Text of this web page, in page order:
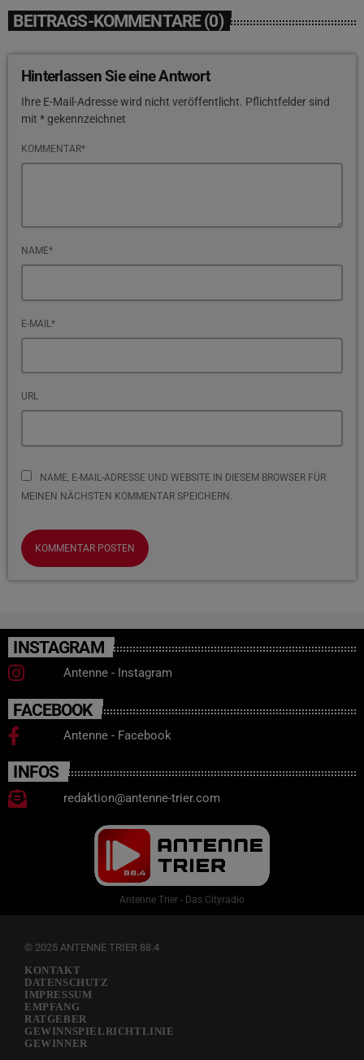
BEITRAGS-KOMMENTARE (0)
Hinterlassen Sie eine Antwort
Ihre E-Mail-Adresse wird nicht veröffentlicht. Pflichtfelder sind
mit * gekennzeichnet
KOMMENTAR*
NAME*
E-MAIL*
URL
NAME, E-MAIL-ADRESSE UND WEBSITE IN DIESEM BROWSER FÜR
MEINEN NÄCHSTEN KOMMENTAR SPEICHERN.
INSTAGRAM
Antenne - Instagram
FACEBOOK
Antenne - Facebook
INFOS
redaktion@antenne-trier.com
Antenne Trier - Das Cityradio
© 2025 ANTENNE TRIER 88.4
KONTAKT
DATENSCHUTZ
IMPRESSUM
EMPFANG
RATGEBER
GEWINNSPIELRICHTLINIE
GEWINNER